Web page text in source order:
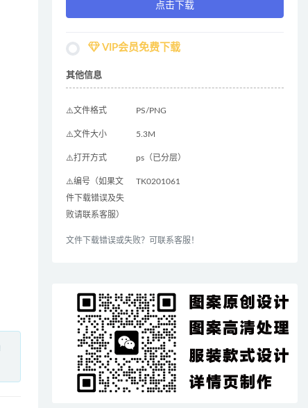
点击下载
VIP会员免费下载
其他信息
⚠️文件格式 PS/PNG
⚠️文件大小 5.3M
⚠️打开方式 ps（已分层）
⚠️编号（如果文
件下载错误及失
败请联系客服）
TK0201061
文件下载错误或失败？可联系客服！